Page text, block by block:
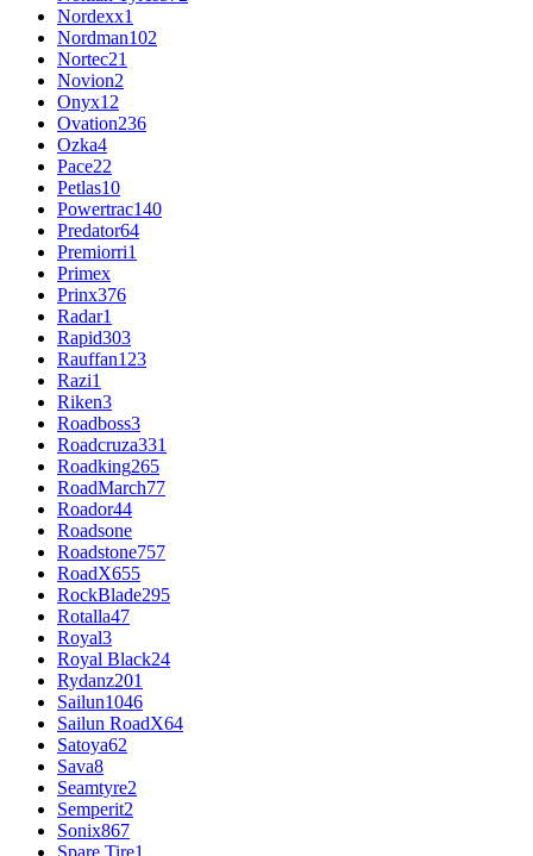
Nordexx1
Nordman102
Nortec21
Novion2
Onyx12
Ovation236
Ozka4
Pace22
Petlas10
Powertrac140
Predator64
Premiorri1
Primex
Prinx376
Radar1
Rapid303
Rauffan123
Razi1
Riken3
Roadboss3
Roadcruza331
Roadking265
RoadMarch77
Roador44
Roadsone
Roadstone757
RoadX655
RockBlade295
Rotalla47
Royal3
Royal Black24
Rydanz201
Sailun1046
Sailun RoadX64
Satoya62
Sava8
Seamtyre2
Semperit2
Sonix867
Spare Tire1